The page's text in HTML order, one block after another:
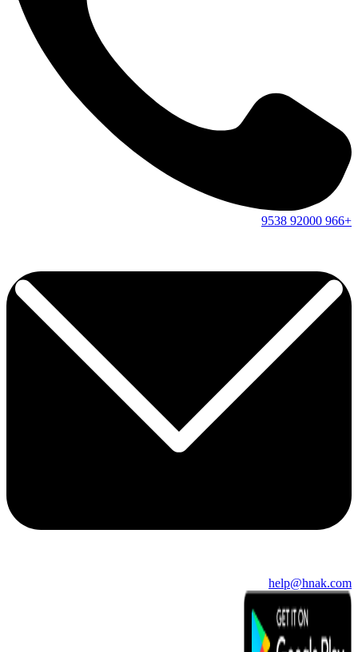
+966
92000
9538
help@hnak.com